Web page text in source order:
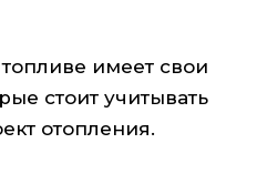
имеет свои
стоит учитывать
отопления.